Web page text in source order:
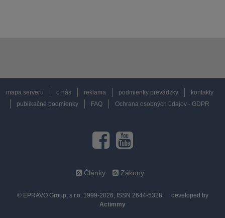
mapa serveru o nás reklama podmienky prevádzky
kontakty
publikačné podmienky
FAQ Ochrana osobných údajov - GDPR
Články Zákony
© EPRAVO Group, s.r.o. 1999-2026, ISSN 2644-5328
developed by
Actimmy